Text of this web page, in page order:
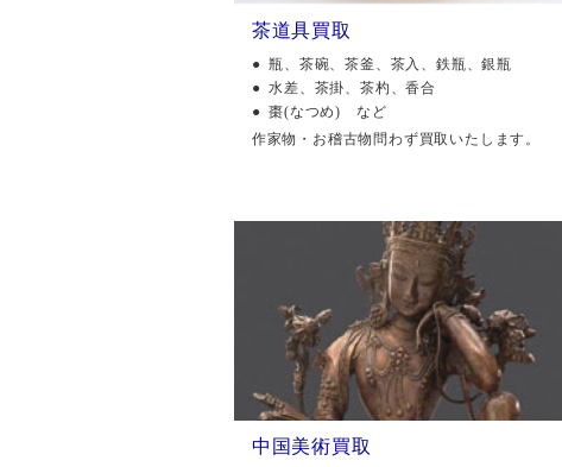
茶道具買取
瓶、茶碗、茶釜、茶入、鉄瓶、銀瓶
水差、茶掛、茶杓、香合
棗(なつめ) など
作家物・お稽古物問わず買取いたします。
中国美術買取